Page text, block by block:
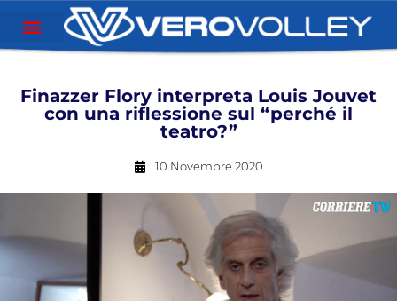
Finazzer Flory interpreta Louis Jouvet
con una riflessione sul “perché il
teatro?”
10 Novembre 2020